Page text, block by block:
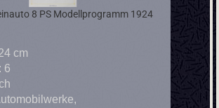
8 PS Modellprogramm 1924
cm
6